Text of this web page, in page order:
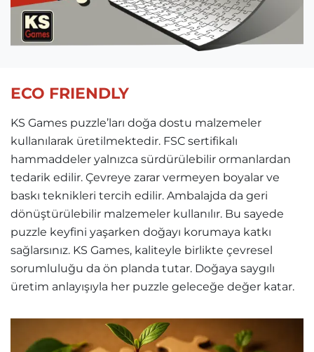
ECO FRIENDLY
KS Games puzzle’ları doğa dostu malzemeler
kullanılarak üretilmektedir. FSC sertifikalı
hammaddeler yalnızca sürdürülebilir ormanlardan
tedarik edilir. Çevreye zarar vermeyen boyalar ve
baskı teknikleri tercih edilir. Ambalajda da geri
dönüştürülebilir malzemeler kullanılır. Bu sayede
puzzle keyfini yaşarken doğayı korumaya katkı
sağlarsınız. KS Games, kaliteyle birlikte çevresel
sorumluluğu da ön planda tutar. Doğaya saygılı
üretim anlayışıyla her puzzle geleceğe değer katar.